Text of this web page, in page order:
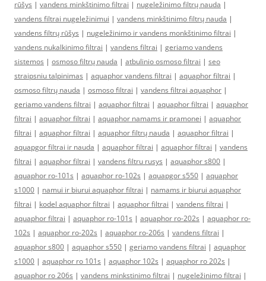
rūšys | vandens minkštinimo filtrai | nugeležinimo filtrų nauda |
vandens filtrai nugeležinimui | vandens minkštinimo filtrų nauda |
vandens filtrų rūšys | nugeležinimo ir vandens monkštinimo filtrai |
vandens nukalkinimo filtrai | vandens filtrai | geriamo vandens
sistemos | osmoso filtrų nauda | atbulinio osmoso filtrai | seo
straipsniu talpinimas | aquaphor vandens filtrai | aquaphor filtrai |
osmoso filtrų nauda | osmoso filtrai | vandens filtrai aquaphor |
geriamo vandens filtrai | aquaphor filtrai | aquaphor filtrai | aquaphor
filtrai | aquaphor filtrai | aquaphor namams ir pramonei | aquaphor
filtrai | aquaphor filtrai | aquaphor filtrų nauda | aquaphor filtrai |
aquapgor filtrai ir nauda | aquaphor filtrai | aquaphor filtrai | vandens
filtrai | aquaphor filtrai | vandens filtru rusys | aquaphor s800 |
aquaphor ro-101s | aquaphor ro-102s | aquapgor s550 | aquaphor
s1000 | namui ir biurui aquaphor filtrai | namams ir biurui aquaphor
filtrai | kodel aquaphor filtrai | aquaphor filtrai | vandens filtrai |
aquaphor filtrai | aquaphor ro-101s | aquaphor ro-202s | aquaphor ro-
102s | aquaphor ro-202s | aquaphor ro-206s | vandens filtrai |
aquaphor s800 | aquaphor s550 | geriamo vandens filtrai | aquaphor
s1000 | aquaphor ro 101s | aquaphor 102s | aquaphor ro 202s |
aquaphor ro 206s | vandens minkstinimo filtrai | nugeležinimo filtrai |